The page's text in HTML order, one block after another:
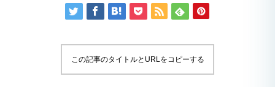
この記事のタイトルとURLをコピーする